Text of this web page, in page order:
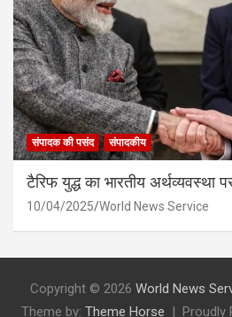
संपादक की पसंद संपादकीय
टैरिफ युद्ध का भारतीय अर्थव्यवस्था
10/04/2025 World News Service
Copyright © 2026 World News
Theme by: Theme Horse Proudly